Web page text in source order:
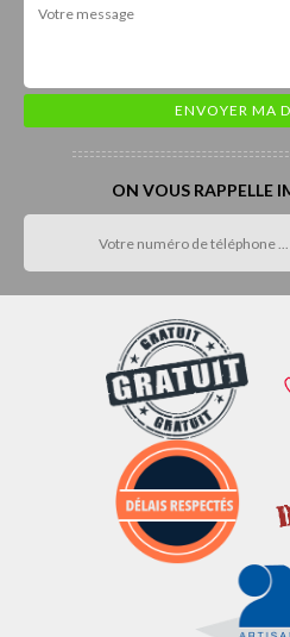
ON VOUS RAPPELLE